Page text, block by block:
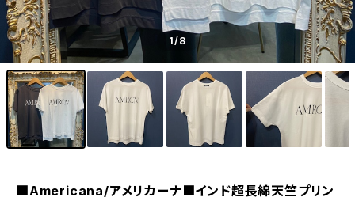
1/8
■Americana/アメリカーナ■インド超長綿天竺プリン